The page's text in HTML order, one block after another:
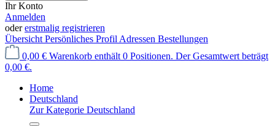
Ihr Konto
Anmelden
odererstmalig registrieren
Übersicht Persönliches Profil Adressen Bestellungen
0,00 € Warenkorb enthält 0 Positionen. Der Gesamtwert beträgt
0,00 €.
Home
Deutschland
Zur Kategorie Deutschland